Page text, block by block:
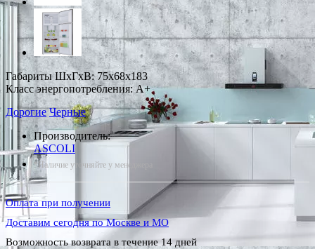
Габариты ШxГxВ: 75x68x183
Класс энергопотребления: A+
Дорогие Черные
Производитель:
ASCOLI
*Наличие уточняйте у менеджера
Оплата при получении
Доставим сегодня по Москве и МО
Возможность возврата в течение 14 дней